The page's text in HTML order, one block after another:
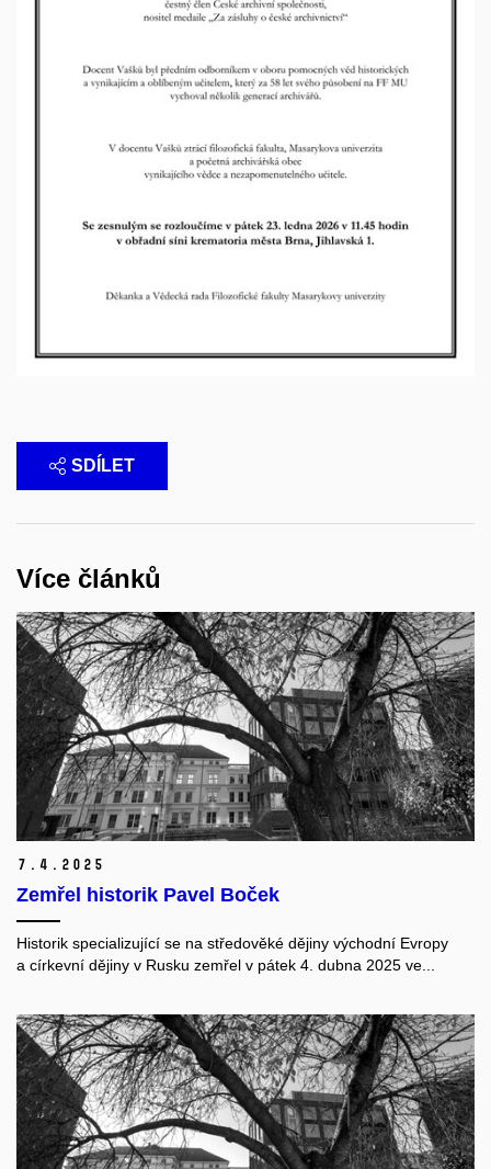
SDÍLET
Více článků
7. 4. 2025
Zemřel historik Pavel Boček
Historik specializující se na středověké dějiny východní Evropy
a církevní dějiny v Rusku zemřel v pátek 4. dubna 2025 ve...